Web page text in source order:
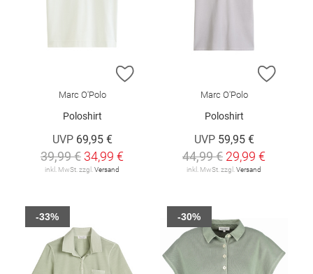
ZUR WUNSCHLISTE HINZUFÜGEN
Marc O'Polo
Poloshirt
UVP 69,95 €
39,99 € 34,99 €
inkl. MwSt. zzgl. Versand
ZUR
Marc O'Polo
Poloshirt
UVP 59,95 €
44,99 € 29,99 €
inkl. MwSt. zzgl. Versand
-33% -30%